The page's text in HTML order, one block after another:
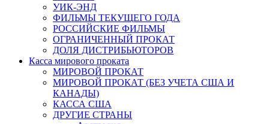
УИК-ЭНД
ФИЛЬМЫ ТЕКУЩЕГО ГОДА
РОССИЙСКИЕ ФИЛЬМЫ
ОГРАНИЧЕННЫЙ ПРОКАТ
ДОЛЯ ДИСТРИБЬЮТОРОВ
Касса мирового проката
МИРОВОЙ ПРОКАТ
МИРОВОЙ ПРОКАТ (БЕЗ УЧЕТА США И
КАНАДЫ)
КАССА США
ДРУГИЕ СТРАНЫ